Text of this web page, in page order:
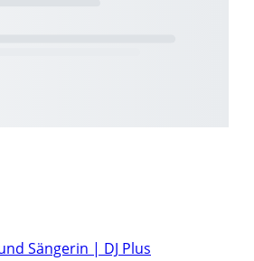
Sängerin | DJ Plus